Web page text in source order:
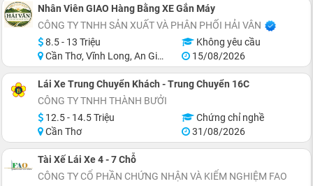
Nhân Viên GIAO Hàng Bằng XE Gắn Máy
CÔNG TY TNHH SẢN XUẤT VÀ PHÂN PHỐI HẢI VÂN
8.5 - 13 Triệu
Không yêu cầu
Cần Thơ, Vĩnh Long, An Giang, Hậu Giang
15/08/2026
Lái Xe Trung Chuyển Khách - Trung Chuyển 16C
CÔNG TY TNHH THÀNH BƯỞI
12.5 - 14.5 Triệu
Chứng chỉ nghề
Cần Thơ
31/08/2026
Tài Xế Lái Xe 4 - 7 Chỗ
CÔNG TY CỔ PHẦN CHỨNG NHẬN VÀ KIỂM NGHIỆM FAO